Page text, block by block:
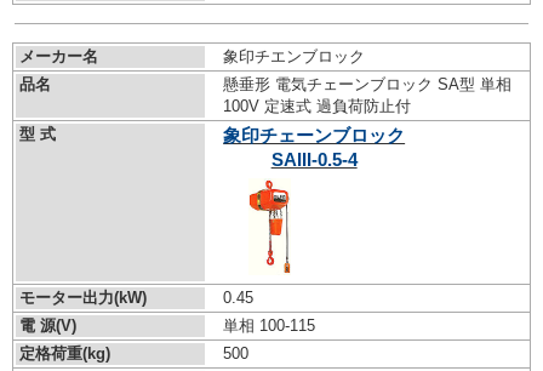
メーカー名
象印チエンブロック
品名
懸垂形 電気チェーンブロック SA型 単相
100V 定速式 過負荷防止付
型 式
象印チェーンブロック
SAIII-0.5-4
モーター出力(kW)
0.45
電 源(V)
単相 100-115
定格荷重(kg)
500